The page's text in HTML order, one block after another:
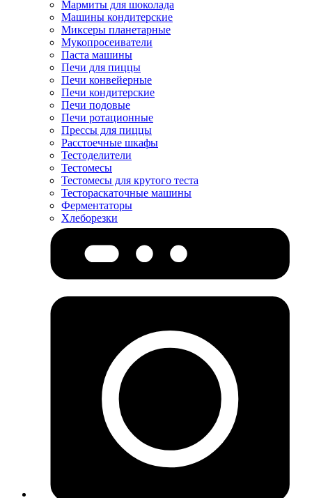
Мармиты для шоколада
Машины кондитерские
Миксеры планетарные
Мукопросеиватели
Паста машины
Печи для пиццы
Печи конвейерные
Печи кондитерские
Печи подовые
Печи ротационные
Прессы для пиццы
Расстоечные шкафы
Тестоделители
Тестомесы
Тестомесы для крутого теста
Тестораскаточные машины
Ферментаторы
Хлеборезки